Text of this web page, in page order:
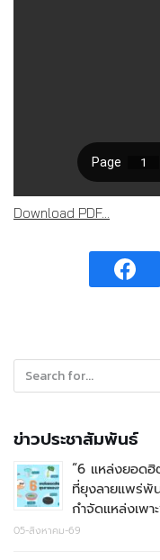
Download PDF...
ข่าวประชาสัมพันธ์
“6 แหล่งยอดฮิ
ที่ยุงลายแพร่พั
กำจัดแหล่งเพ
05-สิงหาคม-69